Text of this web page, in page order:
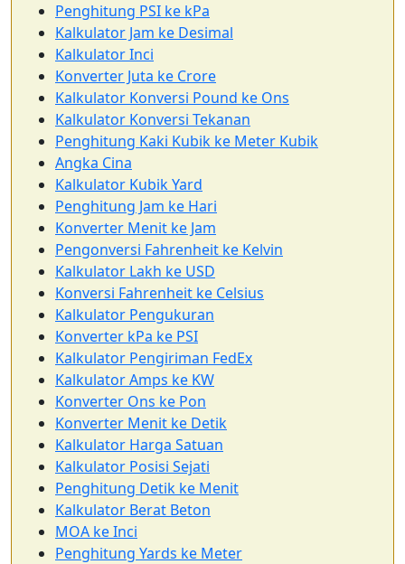
Penghitung PSI ke kPa
Kalkulator Jam ke Desimal
Kalkulator Inci
Konverter Juta ke Crore
Kalkulator Konversi Pound ke Ons
Kalkulator Konversi Tekanan
Penghitung Kaki Kubik ke Meter Kubik
Angka Cina
Kalkulator Kubik Yard
Penghitung Jam ke Hari
Konverter Menit ke Jam
Pengonversi Fahrenheit ke Kelvin
Kalkulator Lakh ke USD
Konversi Fahrenheit ke Celsius
Kalkulator Pengukuran
Konverter kPa ke PSI
Kalkulator Pengiriman FedEx
Kalkulator Amps ke KW
Konverter Ons ke Pon
Konverter Menit ke Detik
Kalkulator Harga Satuan
Kalkulator Posisi Sejati
Penghitung Detik ke Menit
Kalkulator Berat Beton
MOA ke Inci
Penghitung Yards ke Meter